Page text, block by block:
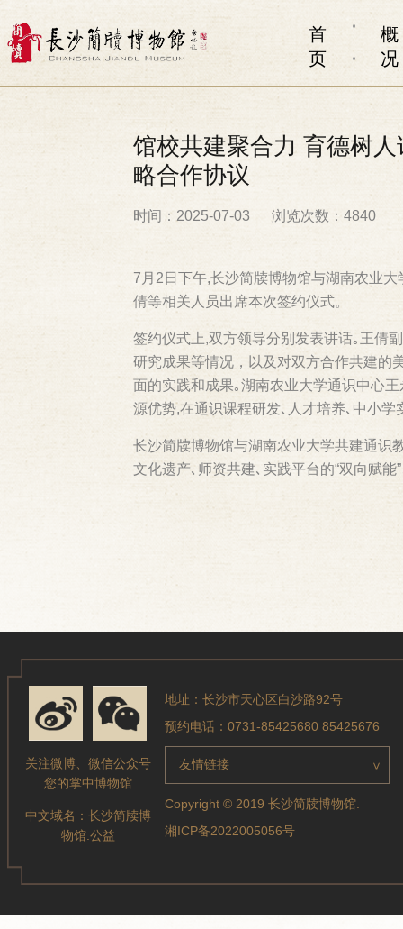
首
页
概
况
馆校共建聚合力 育德
略合作协议
时间：2025-07-03 浏览次数：4840
7月2日下午,长沙简牍博物馆与湖南农业
倩等相关人员出席本次签约仪式。
签约仪式上,双方领导分别发表讲话｡王倩
研究成果等情况，以及对双方合作共建的
面的实践和成果｡湖南农业大学通识中心
源优势,在通识课程研发､人才培养､中小
长沙简牍博物馆与湖南农业大学共建通识
文化遗产､师资共建､实践平台的“双向赋
关注微博、微信公众号
您的掌中博物馆
中文域名： 长沙简牍博
物馆.公益
地址：长沙市天心区白沙路92号
预约电话：0731-85425680 85425676
友情链接 >
Copyright © 2019 长沙简牍博物馆.
湘ICP备2022005056号